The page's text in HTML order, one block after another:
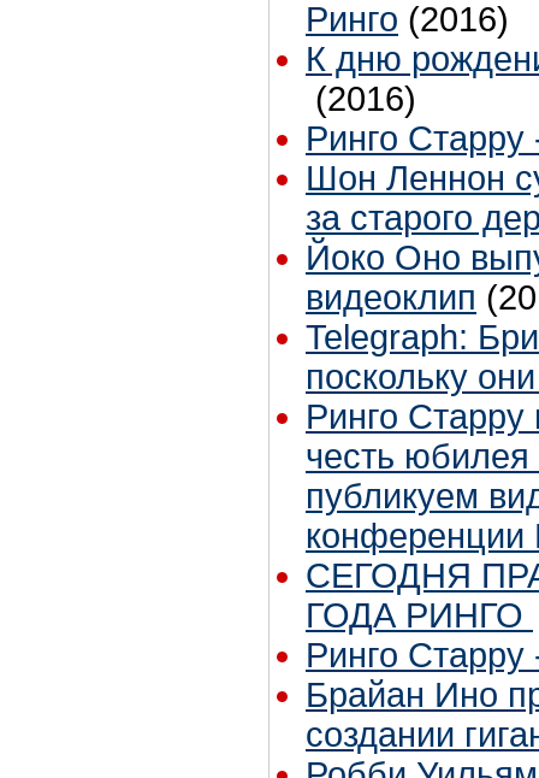
Ринго (2016)
К дню
(2016)
Ринго Старру
Шон Леннон
за старого
Йоко Оно
видеоклип
Telegraph:
поскольку
Ринго
честь
публикуем
конференции
СЕГОДНЯ
ГОДА РИНГО
Ринго Старру
Брайан Ино
создании